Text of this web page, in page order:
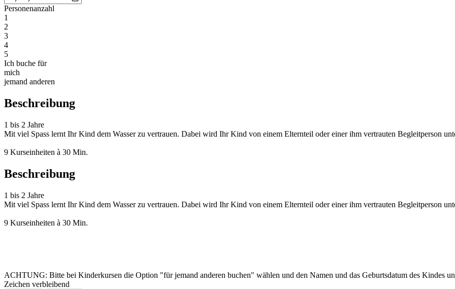
Personenanzahl
1
2
3
4
5
Ich buche für
mich
jemand anderen
Beschreibung
1 bis 2 Jahre
Mit viel Spass lernt Ihr Kind dem Wasser zu vertrauen. Dabei wird Ihr Kind von einem Elternteil oder einer ihm vertrauten Begleitperson
9 Kurseinheiten à 30 Min.
Beschreibung
1 bis 2 Jahre
Mit viel Spass lernt Ihr Kind dem Wasser zu vertrauen. Dabei wird Ihr Kind von einem Elternteil oder einer ihm vertrauten Begleitperson
9 Kurseinheiten à 30 Min.
ACHTUNG: Bitte bei Kinderkursen die Option "für jemand anderen buchen" wählen und den Namen und das Geburtsdatum des Kindes
Zeichen verbleibend